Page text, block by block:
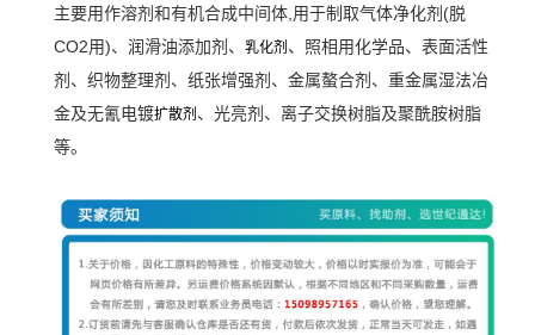
主要用作溶剂和有机合成中间体,用于制取气体净化剂(脱
CO2用)、润滑油添加剂、 乳化剂 、照相用化学品、表面活性
剂、织物整理剂、纸张增强剂、金属螯合剂、重金属湿法冶
金及无氰电镀扩散剂 、光亮剂、离子交换树脂及聚酰胺树脂
等。